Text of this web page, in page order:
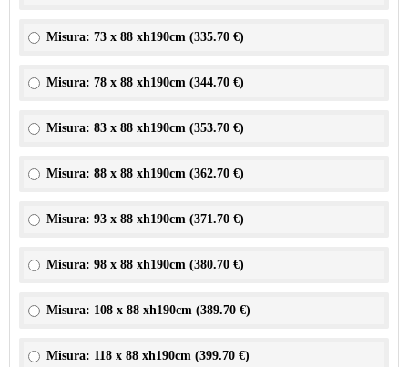
Misura: 73 x 88 xh190cm (335.70 €)
Misura: 78 x 88 xh190cm (344.70 €)
Misura: 83 x 88 xh190cm (353.70 €)
Misura: 88 x 88 xh190cm (362.70 €)
Misura: 93 x 88 xh190cm (371.70 €)
Misura: 98 x 88 xh190cm (380.70 €)
Misura: 108 x 88 xh190cm (389.70 €)
Misura: 118 x 88 xh190cm (399.70 €)